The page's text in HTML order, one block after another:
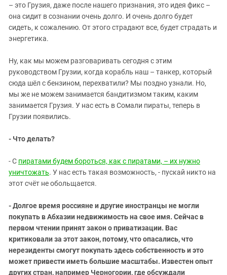
– это Грузия, даже после нашего признания, это идея фикс –
она сидит в сознании очень долго. И очень долго будет
сидеть, к сожалению. От этого страдают все, будет страдать и
энергетика.
Ну, как мы можем разговаривать сегодня с этим
руководством Грузии, когда корабль наш – танкер, который
сюда шёл с бензином, перехватили? Мы поздно узнали. Но,
мы же не можем занимается бандитизмом таким, каким
занимается Грузия. У нас есть в Сомали пираты, теперь в
Грузии появились.
- Что делать?
- С пиратами будем бороться, как с пиратами, – их нужно
уничтожать. У нас есть такая возможность, - пускай никто на
этот счёт не обольщается.
- Долгое время россияне и другие иностранцы не могли
покупать в Абхазии недвижимость на свое имя. Сейчас в
первом чтении принят закон о приватизации. Вас
критиковали за этот закон, потому, что опасались, что
нерезиденты смогут покупать здесь собственность и это
может привести иметь большие масштабы. Известен опыт
других стран, например Черногории, где обсуждали